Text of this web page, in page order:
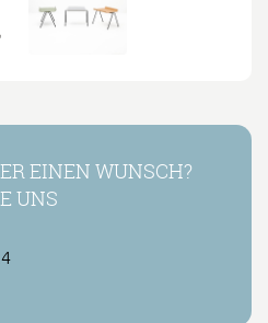
EINEN WUNSCH?
UNS